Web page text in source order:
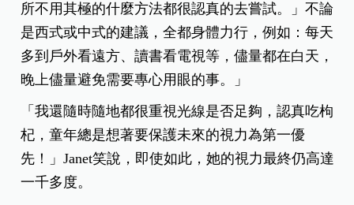
所不用其極的什麼方法都很認真的去嘗試。」不論
是西式或中式的建議，全都身體力行，例如：每天
多到戶外看遠方、讀書看電視等，儘量都在白天，
晚上儘量避免需要專心用眼的事。」
「我還隨時隨地都很重視光線是否足夠，認真吃枸
杞，童年總是想著要保護未來的視力為第一優
先！」Janet笑說，即使如此，她的視力最終仍高達
一千多度。